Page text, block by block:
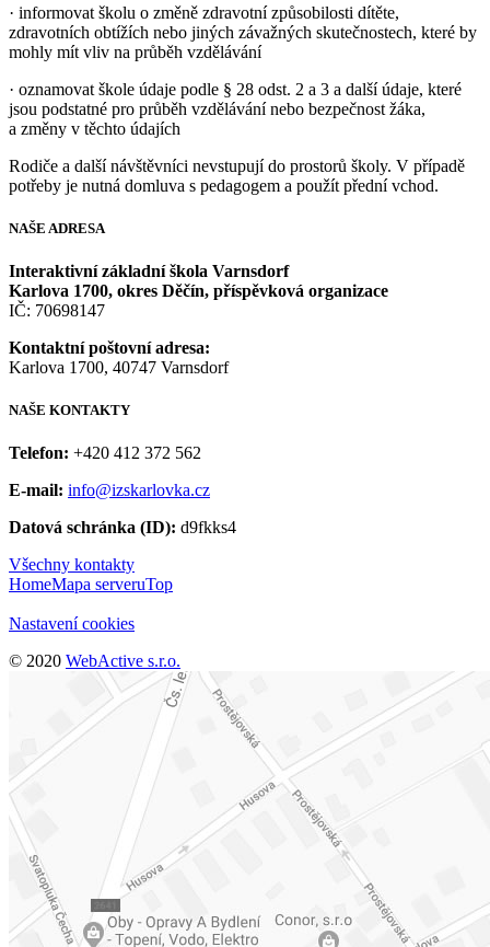
· informovat školu o změně zdravotní způsobilosti dítěte,
zdravotních obtížích nebo jiných závažných skutečnostech, které by
mohly mít vliv na průběh vzdělávání
· oznamovat škole údaje podle § 28 odst. 2 a 3 a další údaje, které
jsou podstatné pro průběh vzdělávání nebo bezpečnost žáka,
a změny v těchto údajích
Rodiče a další návštěvníci nevstupují do prostorů školy. V případě
potřeby je nutná domluva s pedagogem a použít přední vchod.
NAŠE ADRESA
Interaktivní základní škola Varnsdorf
Karlova 1700, okres Děčín, příspěvková organizace
IČ: 70698147
Kontaktní poštovní adresa:
Karlova 1700, 40747 Varnsdorf
NAŠE KONTAKTY
Telefon: +420 412 372 562
E-mail: info@izskarlovka.cz
Datová schránka (ID): d9fkks4
Všechny kontakty
HomeMapa serveruTop
Nastavení cookies
© 2020 WebActive s.r.o.